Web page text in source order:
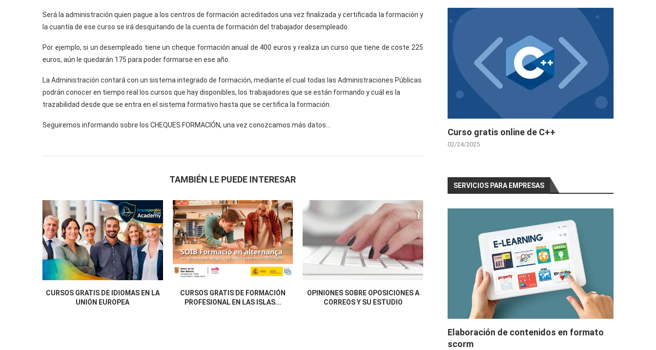
Será la administración quien pague a los centros de formación acreditados una vez finalizada y certificada la formación y
la cuantía de ese curso se irá desquitando de la cuenta de formación del trabajador desempleado.
Por ejemplo, si un desempleado tiene un cheque formación anual de 400 euros y realiza un curso que tiene de coste 225
euros, aún le quedarán 175 para poder formarse en ese año.
La Administración contará con un sistema integrado de formación, mediante el cual todas las Administraciones Públicas
podrán conocer en tiempo real los cursos que hay disponibles, los trabajadores que se están formando y cuál es la
trazabilidad desde que se entra en el sistema formativo hasta que se certifica la formación.
Seguiremos informando sobre los CHEQUES FORMACIÓN, una vez conozcamos más datos…
TAMBIÉN LE PUEDE INTERESAR
CURSOS GRATIS DE IDIOMAS EN LA
UNIÓN EUROPEA
CURSOS GRATIS DE FORMACIÓN
PROFESIONAL EN LAS ISLAS...
OPINIONES SOBRE OPOSICIONES A
CORREOS Y SU ESTUDIO
Curso gratis online de C++
02/24/2025
SERVICIOS PARA EMPRESAS
Elaboración de contenidos en formato
scorm